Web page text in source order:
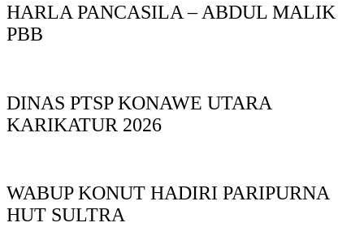
HARLA PANCASILA – ABDUL MALIK
PBB
DINAS PTSP KONAWE UTARA
KARIKATUR 2026
WABUP KONUT HADIRI PARIPURNA
HUT SULTRA